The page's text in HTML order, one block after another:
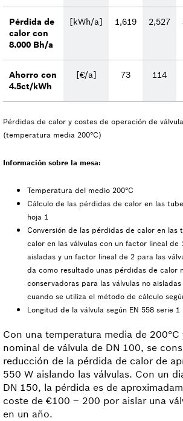
Pérdida de
calor con
8,000 Bh/a
[kWh/a] 1,619 2,527
Ahorro con
4.5ct/kWh
[€/a] 73 114
Pérdidas de calor y costes de operación de
(temperatura media 200°C)
Información sobre la mesa:
Temperatura del medio 200°C
Cálculo de las pérdidas de calor en las
hoja 1
Conversión de las pérdidas de calor en las
calor en las válvulas con un factor lineal de
aisladas y un factor lineal de 2 para las
da como resultado unas pérdidas de calor
conservadoras para las válvulas no
cuando se utiliza el método de cálculo
Longitud de la válvula según EN 558 serie 1
Con una temperatura media de
nominal de válvula de DN 100, se
reducción de la pérdida de calor de
550 W aislando las válvulas. Con un
DN 150, la pérdida es de
coste de €100 – 200 por aislar una
en un año.